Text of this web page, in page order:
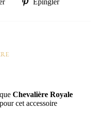
Chevalière Royale
cet accessoire